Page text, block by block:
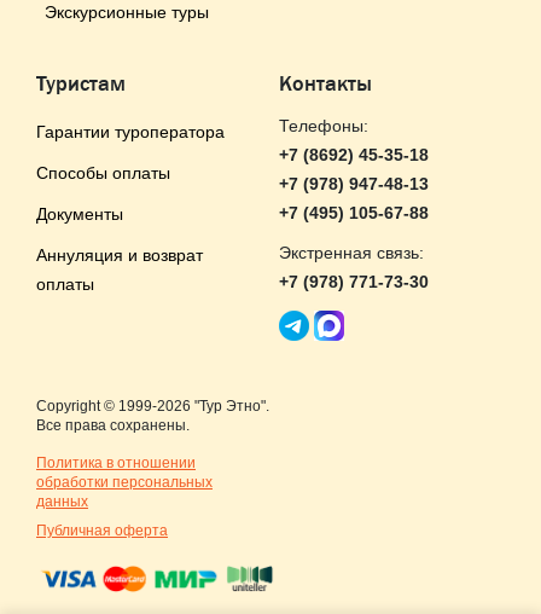
Copyright © 1999-2026 "Тур Этно".
Все права сохранены.
Политика в отношении
обработки персональных
данных
Публичная оферта
Экскурсионные туры
Контакты
Телефоны:
+7 (8692) 45-35-18
+7 (978) 947-48-13
+7 (495) 105-67-88
Экстренная связь:
+7 (978) 771-73-30
Туристам
Гарантии туроператора
Способы оплаты
Документы
Аннуляция и возврат
оплаты